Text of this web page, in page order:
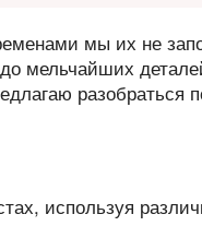
мы их не
мельчайших
разобраться
используя